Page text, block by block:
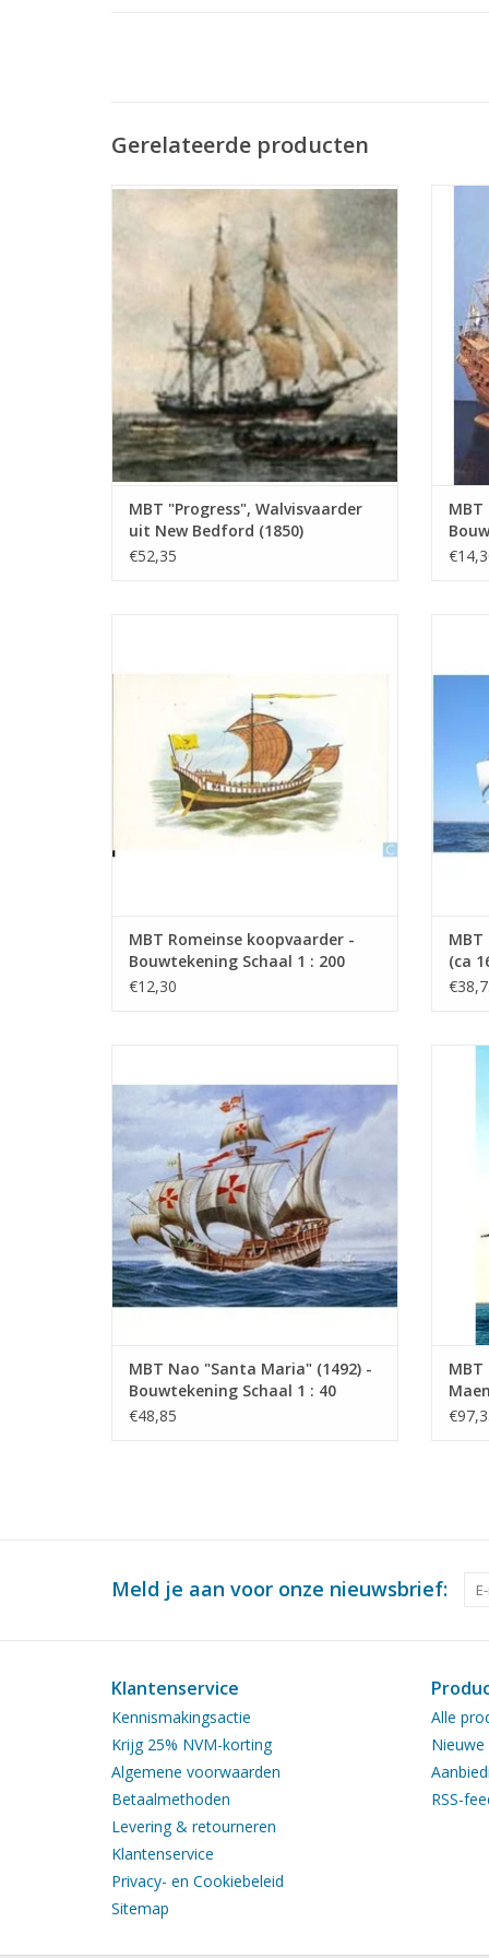
Gerelateerde producten
MBT "Progress", Walvisvaarder uit New
Bedford (1850) (barkgetuigd) -
Bouwtekening Schaal 1 : 48 (10.00.001) -
Print
TOEVOEGEN AAN WINKELWAGEN
MBT "Progress", Walvisvaarder
uit New Bedford (1850)
(barkgetuigd) - Bouwtekening
€52,35
uit
MBT Romeinse koopvaarder -
Bouwtekening Schaal 1 : 200
(10.00.005)
€12,30
(ca
1 : 50
TOEVOEGEN AAN WINKELWAGEN
MBT Nao "Santa Maria" (1492) -
Bouwtekening Schaal 1 : 40
(10.00.008)
€48,85
MBT
Meld je aan voor onze nieuwsbrief:
Klantenservice
Kennismakingsactie
Krijg 25% NVM-korting
Algemene voorwaarden
Betaalmethoden
Levering & retourneren
Klantenservice
Privacy- en Cookiebeleid
Sitemap
Alle
RSS-